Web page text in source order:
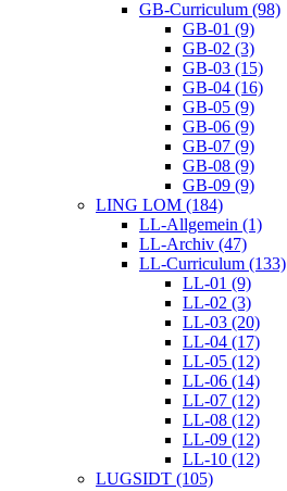
GB-Curriculum (98)
GB-01 (9)
GB-02 (3)
GB-03 (15)
GB-04 (16)
GB-05 (9)
GB-06 (9)
GB-07 (9)
GB-08 (9)
GB-09 (9)
LING LOM (184)
LL-Allgemein (1)
LL-Archiv (47)
LL-Curriculum (133)
LL-01 (9)
LL-02 (3)
LL-03 (20)
LL-04 (17)
LL-05 (12)
LL-06 (14)
LL-07 (12)
LL-08 (12)
LL-09 (12)
LL-10 (12)
LUGSIDT (105)